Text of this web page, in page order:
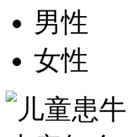
男性
女性